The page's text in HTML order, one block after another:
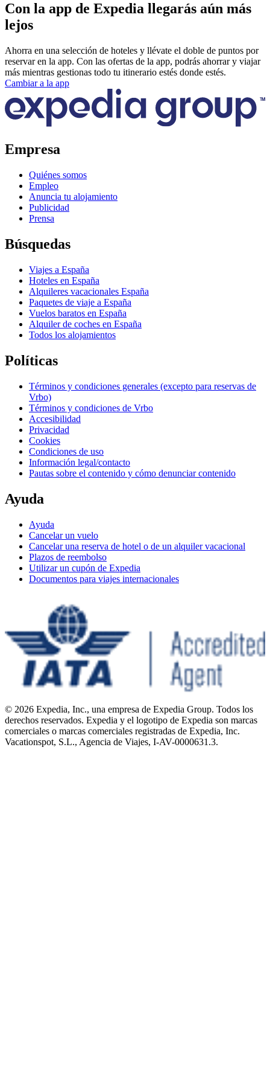
Con la app de Expedia llegarás aún más
lejos
Ahorra en una selección de hoteles y llévate el doble de puntos por
reservar en la app. Con las ofertas de la app, podrás ahorrar y viajar
más mientras gestionas todo tu itinerario estés donde estés.
Cambiar a la app
Empresa
Quiénes somos
Empleo
Anuncia tu alojamiento
Publicidad
Prensa
Búsquedas
Viajes a España
Hoteles en España
Alquileres vacacionales España
Paquetes de viaje a España
Vuelos baratos en España
Alquiler de coches en España
Todos los alojamientos
Políticas
Términos y condiciones generales (excepto para reservas de
Vrbo)
Términos y condiciones de Vrbo
Accesibilidad
Privacidad
Cookies
Condiciones de uso
Información legal/contacto
Pautas sobre el contenido y cómo denunciar contenido
Ayuda
Ayuda
Cancelar un vuelo
Cancelar una reserva de hotel o de un alquiler vacacional
Plazos de reembolso
Utilizar un cupón de Expedia
Documentos para viajes internacionales
© 2026 Expedia, Inc., una empresa de Expedia Group. Todos los
derechos reservados. Expedia y el logotipo de Expedia son marcas
comerciales o marcas comerciales registradas de Expedia, Inc.
Vacationspot, S.L., Agencia de Viajes, I-AV-0000631.3.